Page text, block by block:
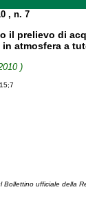
, n. 7
il prelievo di
atmosfera a
)
ufficiale della